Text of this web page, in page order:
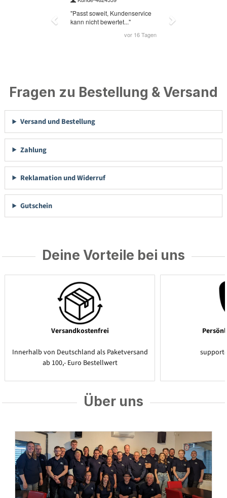
Fragen zu Bestellung & Versand
Versand und Bestellung
Zahlung
Reklamation und Widerruf
Gutschein
Deine Vorteile bei uns
Versandkostenfrei
Innerhalb von Deutschland als Paketversand
ab 100,- Euro Bestellwert
Über uns